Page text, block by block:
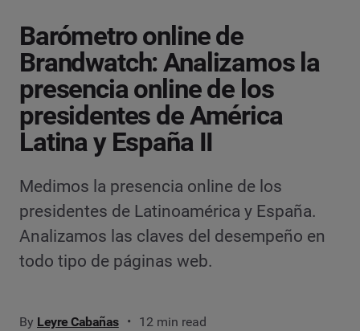
Barómetro online de
Brandwatch: Analizamos la
presencia online de los
presidentes de América
Latina y España II
Medimos la presencia online de los
presidentes de Latinoamérica y España.
Analizamos las claves del desempeño en
todo tipo de páginas web.
By Leyre Cabañas
12 min read